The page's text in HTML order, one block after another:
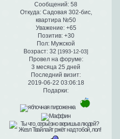
Сообщений: 58
Откуда:Садовая 302-бис,
квартира №50
Уважение: +65
Позитив: +30
Пол: Мужской
Возраст: 32 [1993-12-03]
Провел на форуме:
3 месяца 25 дней
Последний визит:
2019-06-22 03:06:18
Подарки: